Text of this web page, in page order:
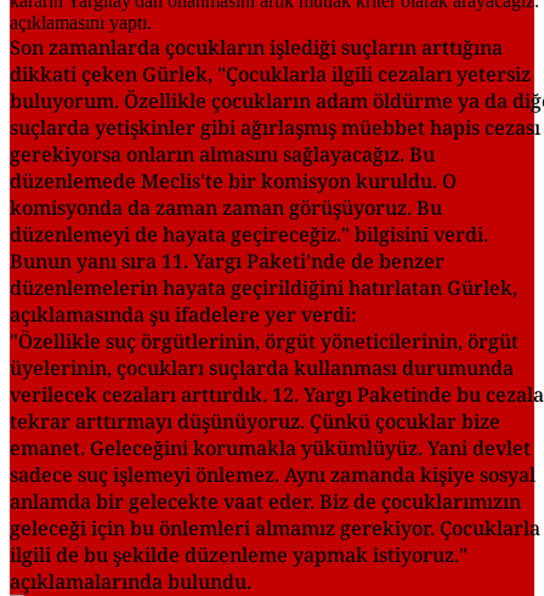
Son zamanlarda çocukların işlediği suçların arttığına
dikkati çeken Gürlek, "Çocuklarla ilgili cezaları yetersiz
buluyorum. Özellikle çocukların adam öldürme ya da
suçlarda yetişkinler gibi ağırlaşmış müebbet hapis cezası
gerekiyorsa onların almasını sağlayacağız. Bu
düzenlemede Meclis'te bir komisyon kuruldu. O
komisyonda da zaman zaman görüşüyoruz. Bu
düzenlemeyi de hayata geçireceğiz." bilgisini verdi.
Bunun yanı sıra 11. Yargı Paketi’nde de benzer
düzenlemelerin hayata geçirildiğini hatırlatan Gürlek,
açıklamasında şu ifadelere yer verdi:
"Özellikle suç örgütlerinin, örgüt yöneticilerinin, örgüt
üyelerinin, çocukları suçlarda kullanması durumunda
verilecek cezaları arttırdık. 12. Yargı Paketinde bu
tekrar arttırmayı düşünüyoruz. Çünkü çocuklar bize
emanet. Geleceğini korumakla yükümlüyüz. Yani devlet
sadece suç işlemeyi önlemez. Aynı zamanda kişiye sosyal
anlamda bir gelecekte vaat eder. Biz de çocuklarımızın
geleceği için bu önlemleri almamız gerekiyor. Çocuklarla
ilgili de bu şekilde düzenleme yapmak istiyoruz."
açıklamalarında bulundu.